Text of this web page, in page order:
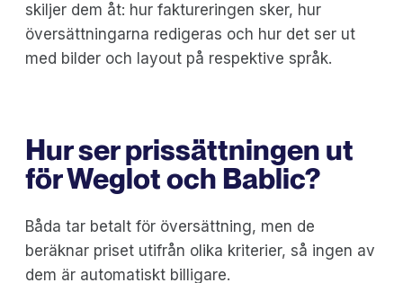
skiljer dem åt: hur faktureringen sker, hur
översättningarna redigeras och hur det ser ut
med bilder och layout på respektive språk.
Hur ser prissättningen ut
för Weglot och Bablic?
Båda tar betalt för översättning, men de
beräknar priset utifrån olika kriterier, så ingen av
dem är automatiskt billigare.